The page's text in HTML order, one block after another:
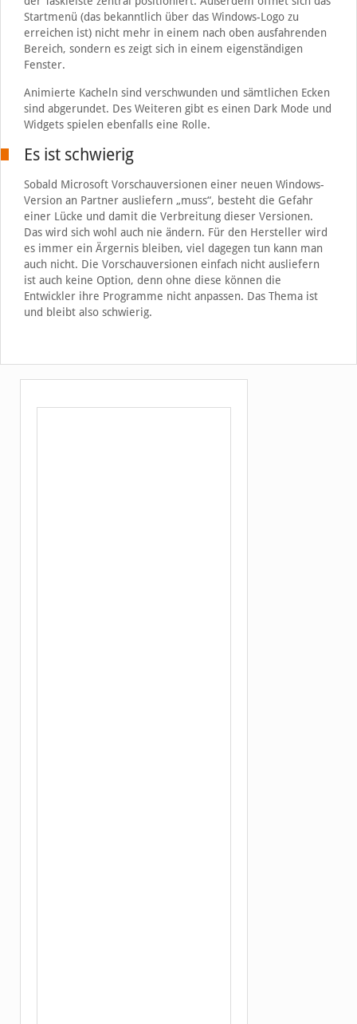
Startmenü (das bekanntlich über das Windows-Logo zu
erreichen ist) nicht mehr in einem nach oben ausfahrenden
Bereich, sondern es zeigt sich in einem eigenständigen
Fenster.
Animierte Kacheln sind verschwunden und sämtlichen Ecken
sind abgerundet. Des Weiteren gibt es einen Dark Mode und
Widgets spielen ebenfalls eine Rolle.
Es ist schwierig
Sobald Microsoft Vorschauversionen einer neuen Windows-
Version an Partner ausliefern „muss“, besteht die Gefahr
einer Lücke und damit die Verbreitung dieser Versionen.
Das wird sich wohl auch nie ändern. Für den Hersteller wird
es immer ein Ärgernis bleiben, viel dagegen tun kann man
auch nicht. Die Vorschauversionen einfach nicht ausliefern
ist auch keine Option, denn ohne diese können die
Entwickler ihre Programme nicht anpassen. Das Thema ist
und bleibt also schwierig.